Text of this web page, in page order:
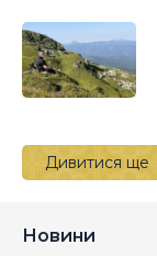
Дивитися ще
Новини